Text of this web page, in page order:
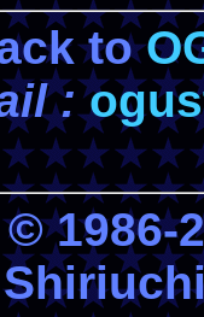
to
:
1986-